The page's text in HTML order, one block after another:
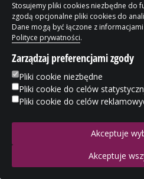
Stosujemy pliki cookies niezbędne do
zgodą opcjonalne pliki cookies do
Dane mogą być łączone z
Polityce prywatności.
Zarządzaj preferencjami zgody
Pliki cookie niezbędne
Pliki cookie do celów
Pliki cookie do celów
Akceptuje
Akceptuje